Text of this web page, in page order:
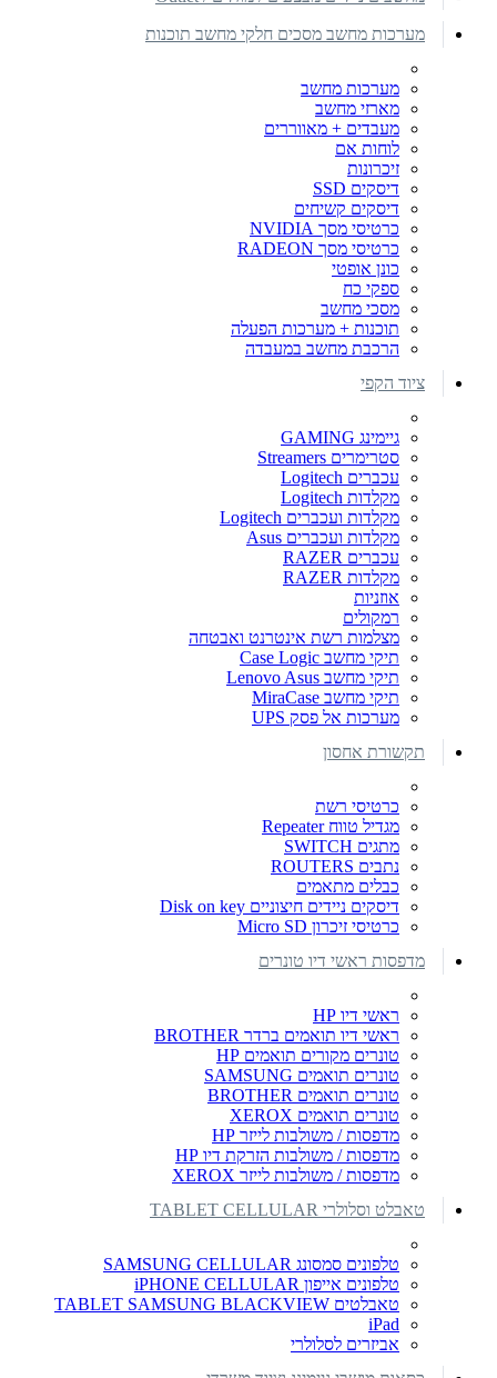
מערכות מחשב מסכים חלקי מחשב תוכנות
מערכות מחשב
מארזי מחשב
מעבדים + מאווררים
לוחות אם
זיכרונות
דיסקים SSD
דיסקים קשיחים
כרטיסי מסך NVIDIA
כרטיסי מסך RADEON
כונן אופטי
ספקי כח
מסכי מחשב
תוכנות + מערכות הפעלה
הרכבת מחשב במעבדה
ציוד הקפי
גיימינג GAMING
סטרימרים Streamers
עכברים Logitech
מקלדות Logitech
מקלדות ועכברים Logitech
מקלדות ועכברים Asus
עכברים RAZER
מקלדות RAZER
אוזניות
רמקולים
מצלמות רשת אינטרנט ואבטחה
תיקי מחשב Case Logic
תיקי מחשב Lenovo Asus
תיקי מחשב MiraCase
מערכות אל פסק UPS
תקשורת אחסון
כרטיסי רשת
מגדיל טווח Repeater
מתגים SWITCH
נתבים ROUTERS
כבלים מתאמים
דיסקים ניידים חיצוניים Disk on key
כרטיסי זיכרון Micro SD
מדפסות ראשי דיו טונרים
ראשי דיו HP
ראשי דיו תואמים ברדר BROTHER
טונרים מקורים תואמים HP
טונרים תואמים SAMSUNG
טונרים תואמים BROTHER
טונרים תואמים XEROX
מדפסות / משולבות לייזר HP
מדפסות / משולבות הזרקת דיו HP
מדפסות / משולבות לייזר XEROX
טאבלט וסלולרי TABLET CELLULAR
טלפונים סמסונג SAMSUNG CELLULAR
טלפונים אייפון iPHONE CELLULAR
טאבלטים TABLET SAMSUNG BLACKVIEW
iPad
אביזרים לסלולרי